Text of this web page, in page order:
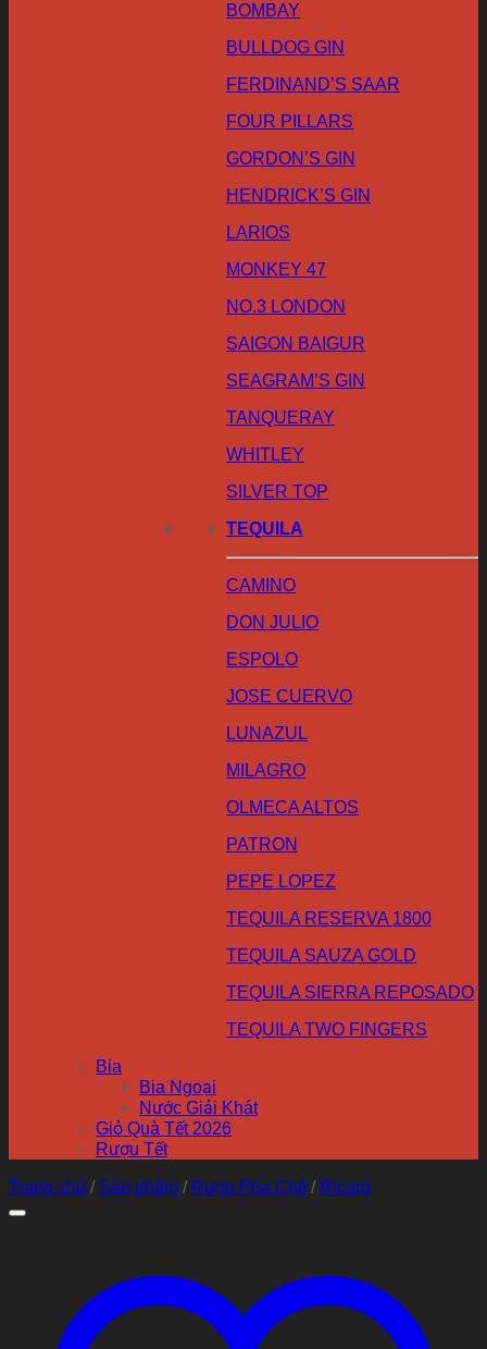
BOMBAY
BULLDOG GIN
FERDINAND’S SAAR
FOUR PILLARS
GORDON’S GIN
HENDRICK’S GIN
LARIOS
MONKEY 47
NO.3 LONDON
SAIGON BAIGUR
SEAGRAM’S GIN
TANQUERAY
WHITLEY
SILVER TOP
TEQUILA
CAMINO
DON JULIO
ESPOLO
JOSE CUERVO
LUNAZUL
MILAGRO
OLMECA ALTOS
PATRON
PEPE LOPEZ
TEQUILA RESERVA 1800
TEQUILA SAUZA GOLD
TEQUILA SIERRA REPOSADO
TEQUILA TWO FINGERS
Bia
Bia Ngoại
Nước Giải Khát
Giỏ Quà Tết 2026
Rượu Tết
Trang chủ / Sản phẩm / Rượu Pha Chế / Ricard